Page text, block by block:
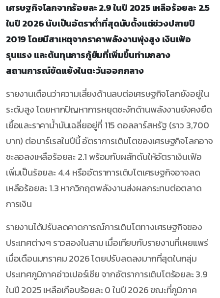
เศรษฐกิจโลกจากร้อยละ 2.9 ในปี 2025 เหลือร้อยละ 2.5
ในปี 2026 นับเป็นอัตราต่ำที่สุดนับตั้งแต่ช่วงปลายปี
2019 โดยมีสาเหตุจากราคาพลังงานพุ่งสูง เงินเฟ้อ
รุนแรง และต้นทุนการกู้ยืมที่เพิ่มขึ้นท่ามกลาง
สถานการณ์ขัดแย้งในตะวันออกกลาง
รายงานเตือนว่าความเสี่ยงด้านลบต่อเศรษฐกิจโลกยังอยู่ใน
ระดับสูง โดยหากปัญหาการหยุดชะงักด้านพลังงานยังคงยืด
เยื้อและราคาน้ำมันเฉลี่ยอยู่ที่ 115 ดอลลาร์สหรัฐ (ราว 3,700
บาท) ต่อบาร์เรลในปีนี้ อัตราการเติบโตของเศรษฐกิจโลกอาจ
ชะลอลงเหลือร้อยละ 2.1 พร้อมกับผลักดันให้อัตราเงินเฟ้อ
เพิ่มเป็นร้อยละ 4.4 หรืออัตราการเติบโตเศรษฐกิจอาจลด
เหลือร้อยละ 1.3 หากวิกฤตพลังงานส่งผลกระทบต่อตลาด
การเงิน
รายงานได้ปรับลดคาดการณ์การเติบโตทางเศรษฐกิจของ
ประเทศต่างๆ ราวสองในสาม เมื่อเทียบกับรายงานที่เผยแพร่
เมื่อเดือนมกราคม 2026 โดยปรับลดลงมากที่สุดในกลุ่ม
ประเทศภูมิภาคอ่าวเปอร์เซีย จากอัตราการเติบโตร้อยละ 3.9
ในปี 2025 เหลือเกือบร้อยละ 0 ในปี 2026 ขณะที่ภูมิภาค